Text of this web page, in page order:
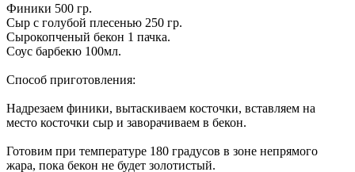
Финики 500 гр.
Сыр с голубой плесенью 250 гр.
Сырокопченый бекон 1 пачка.
Соус барбекю 100мл.
Способ приготовления:
Надрезаем финики, вытаскиваем косточки, вставляем на
место косточки сыр и заворачиваем в бекон.
Готовим при температуре 180 градусов в зоне непрямого
жара, пока бекон не будет золотистый.